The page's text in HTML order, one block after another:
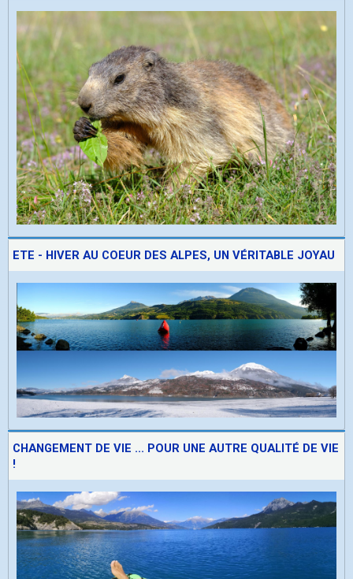
ETE - HIVER AU COEUR DES ALPES, UN VÉRITABLE JOYAU
CHANGEMENT DE VIE ... POUR UNE AUTRE QUALITÉ DE VIE
!